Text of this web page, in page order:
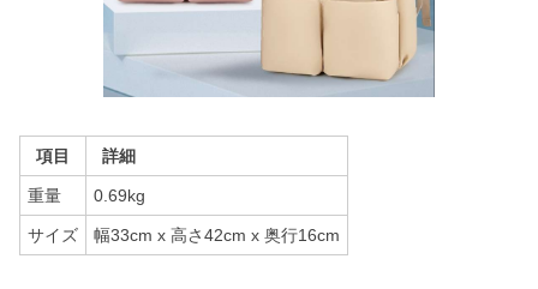
項目 詳細
重量 0.69kg
サイズ 幅33cm x 高さ42cm x 奥行16cm